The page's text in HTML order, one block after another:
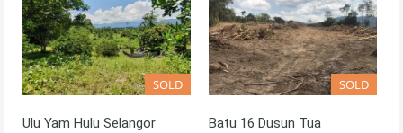
SOLD
Ulu Yam Hulu Selangor
SOLD
Batu 16 Dusun Tua